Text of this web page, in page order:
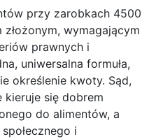
przy zarobkach 4500
wymagającym
prawnych i
uniwersalna formuła,
określenie kwoty. Sąd,
kieruje się dobrem
do alimentów, a
i